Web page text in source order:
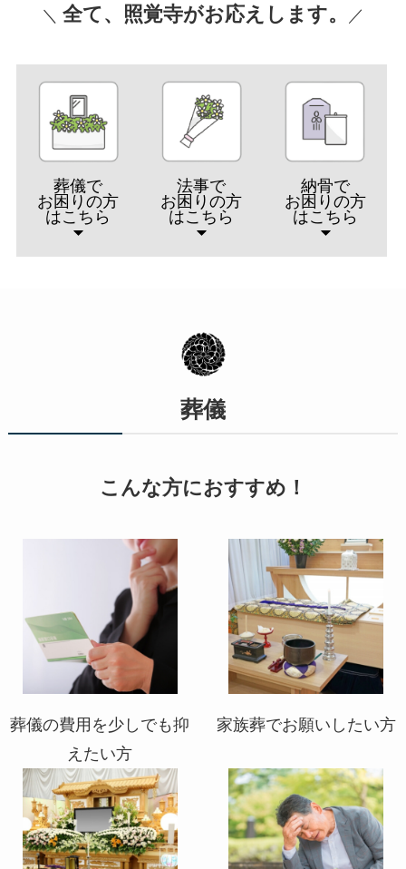
＼ 全て、照覚寺がお応えします。 ／
葬儀で
お困りの方
はこちら
法事で
お困りの方
はこちら
納骨で
お困りの方
はこちら
葬儀
こんな方におすすめ！
葬儀の費用を少しでも抑
えたい方
家族葬でお願いしたい方